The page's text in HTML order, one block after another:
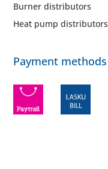
Burner distributors
Heat pump distributors
Payment methods